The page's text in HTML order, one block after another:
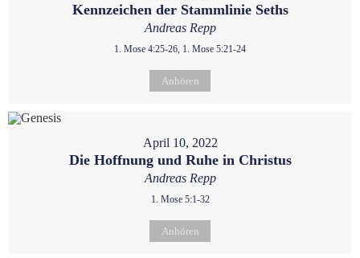
Kennzeichen der Stammlinie Seths
Andreas Repp
1. Mose 4:25-26, 1. Mose 5:21-24
Anhören
April 10, 2022
Die Hoffnung und Ruhe in Christus
Andreas Repp
1. Mose 5:1-32
Anhören